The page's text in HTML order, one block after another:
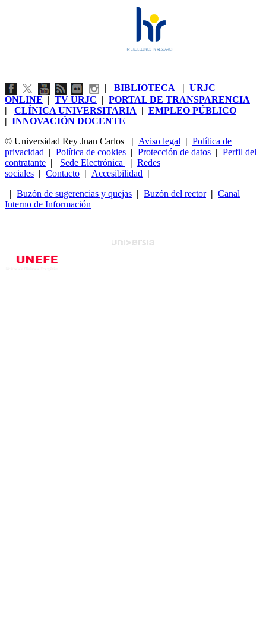
| BIBLIOTECA | URJC
ONLINE | TV URJC | PORTAL DE TRANSPARENCIA
| CLÍNICA UNIVERSITARIA | EMPLEO PÚBLICO
| INNOVACIÓN DOCENTE
© Universidad Rey Juan Carlos
| Aviso legal | Política de
privacidad | Política de cookies | Protección de datos | Perfil del
contratante | Sede Electrónica | Redes
sociales | Contacto | Accesibilidad |
| Buzón de sugerencias y quejas | Buzón del rector| Canal
Interno de Información